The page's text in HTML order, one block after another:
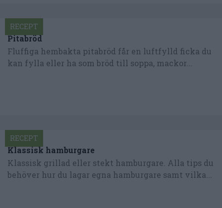
Pitabröd
Fluffiga hembakta pitabröd får en luftfylld ficka du
kan fylla eller ha som bröd till soppa, mackor...
RECEPT
Klassisk hamburgare
Klassisk grillad eller stekt hamburgare. Alla tips du
behöver hur du lagar egna hamburgare samt vilka...
RECEPT